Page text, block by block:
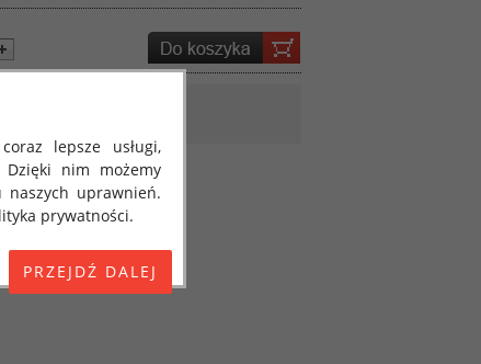
lepsze usługi,
Dzięki nim możemy
naszych uprawnień.
prywatności.
2016/679 z dnia 27
i w sprawie
"ORODO",
Cię o
roku. Poniżej